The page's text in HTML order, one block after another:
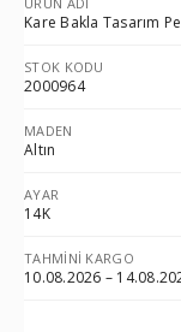
Kare Bakla Tasarım
STOK KODU
2000964
MADEN
Altın
AYAR
14K
TAHMINI KARGO
10.08.2026 –